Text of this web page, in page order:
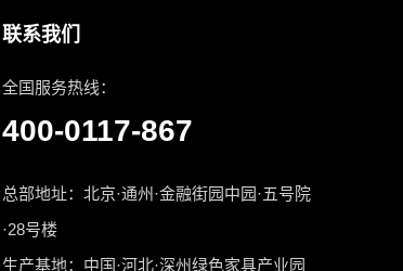
联系我们
全国服务热线：
400-0117-867
总部地址：北京·通州·金融街园中园·五号院
·28号楼
生产基地：中国·河北·深州绿色家具产业园